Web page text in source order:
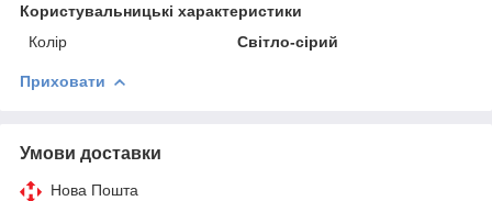
Користувальницькі характеристики
Колір
Світло-сірий
Приховати
Умови доставки
Нова Пошта